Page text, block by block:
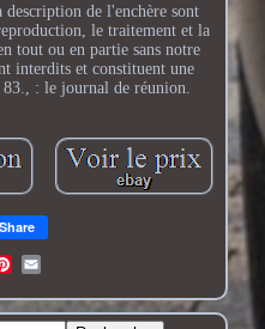
description de l'enchère sont
le traitement et la
tout ou en partie sans notre
interdits et constituent une
: le journal de réunion.
Share